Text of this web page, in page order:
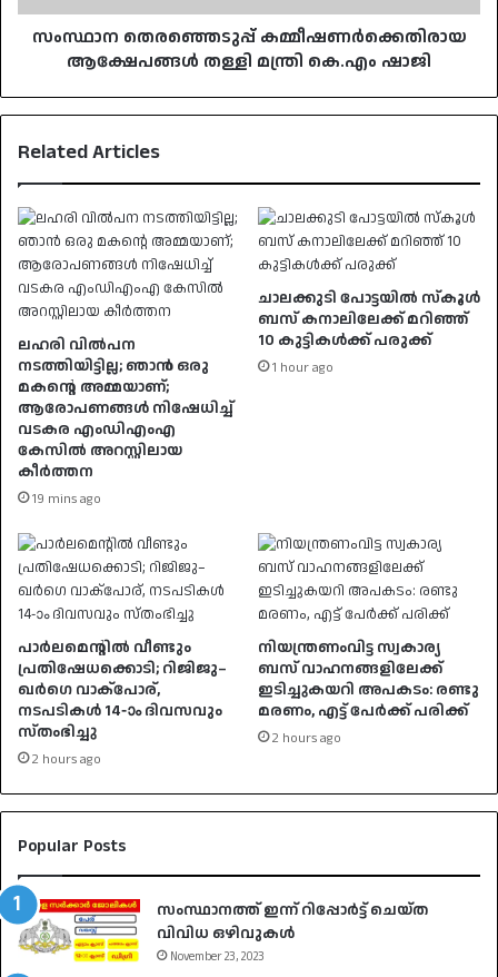
സംസ്ഥാന തെരഞ്ഞെടുപ്പ് കമ്മീഷണർക്കെതിരായ
ആക്ഷേപങ്ങൾ തള്ളി മന്ത്രി കെ.എം ഷാജി
Related Articles
ലഹരി വിൽപന
നടത്തിയിട്ടില്ല; ഞാൻ ഒരു
മകൻ്റെ അമ്മയാണ്;
ആരോപണങ്ങൾ നിഷേധിച്ച്
വടകര എംഡിഎംഎ
കേസിൽ അറസ്റ്റിലായ
കീർത്തന
19 mins ago
ചാലക്കുടി പോട്ടയില്‍ സ്‌കൂള്‍
ബസ് കനാലിലേക്ക് മറിഞ്ഞ്
10 കുട്ടികള്‍ക്ക് പരുക്ക്
1 hour ago
പാർലമെന്റിൽ വീണ്ടും
പ്രതിഷേധക്കൊടി; റിജിജു–
ഖർഗെ വാക്പോര്,
നടപടികൾ 14-ാം ദിവസവും
സ്തംഭിച്ചു
2 hours ago
നിയന്ത്രണംവിട്ട സ്വകാര്യ
ബസ് വാഹനങ്ങളിലേക്ക്
ഇടിച്ചുകയറി അപകടം: രണ്ടു
മരണം, എട്ട് പേർക്ക് പരിക്ക്
2 hours ago
Popular Posts
സംസ്ഥാനത്ത് ഇന്ന് റിപ്പോർട്ട് ചെയ്ത
വിവിധ ഒഴിവുകൾ
November 23, 2023